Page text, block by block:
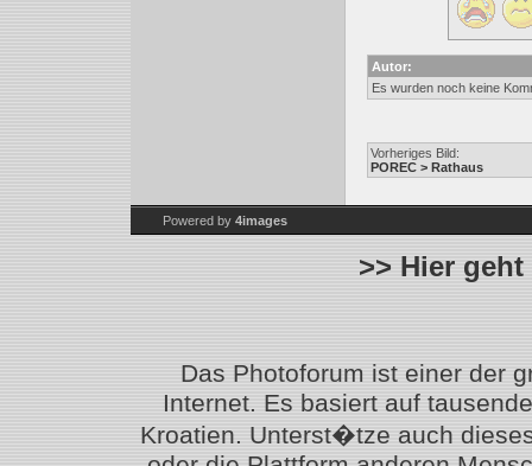
Autor:
Es wurden noch keine
Vorheriges Bild:
POREC > Rathaus
Powered by 4images
>> Hier
Das Photoforum ist einer der
Internet. Es basiert auf
Kroatien. Unterst�tze auch